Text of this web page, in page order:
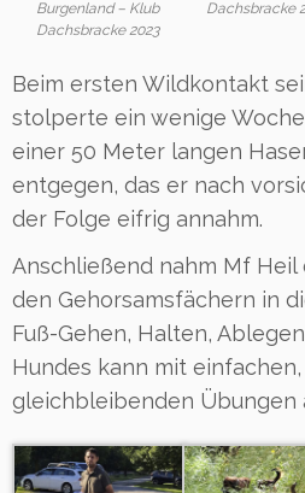
Burgenland – Klub
Dachsbracke 2023
Dachsbracke
Beim ersten Wildkontakt
stolperte ein wenige
einer 50 Meter langen
entgegen, das er nach
der Folge eifrig annahm.
Anschließend nahm Mf
den Gehorsamsfächern in
Fuß-Gehen, Halten,
Hundes kann mit
gleichbleibenden Übungen